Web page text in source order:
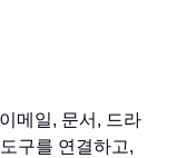
메일, 문서, 드라
구를 연결하고,